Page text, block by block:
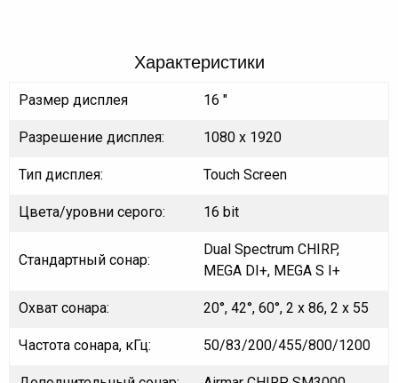
Характеристики
Размер дисплея 16 "
Разрешение дисплея: 1080 х 1920
Тип дисплея: Touch Screen
Цвета/уровни серого: 16 bit
Стандартный сонар:
Dual Spectrum CHIRP,
MEGA DI+, MEGA S I+
Охват сонара: 20°, 42°, 60°, 2 х 86, 2 х 55
Частота сонара, кГц: 50/83/200/455/800/1200